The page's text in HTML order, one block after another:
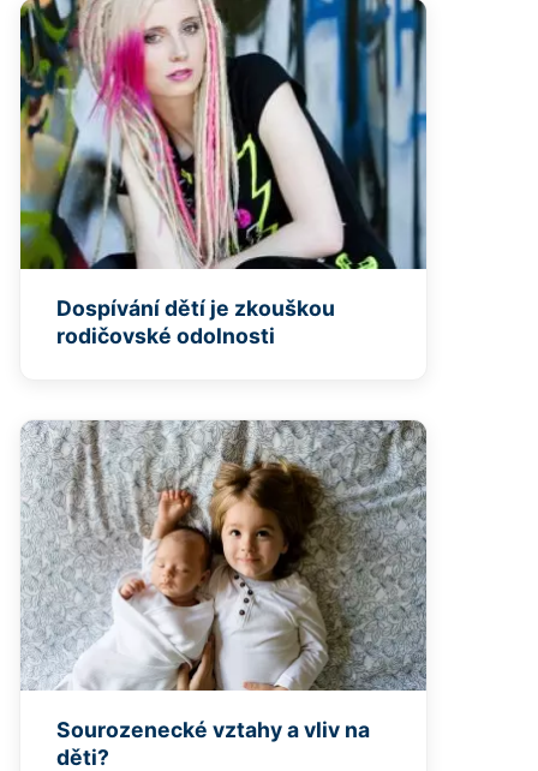
Dospívání dětí je zkouškou
rodičovské odolnosti
Sourozenecké vztahy a vliv na
děti?